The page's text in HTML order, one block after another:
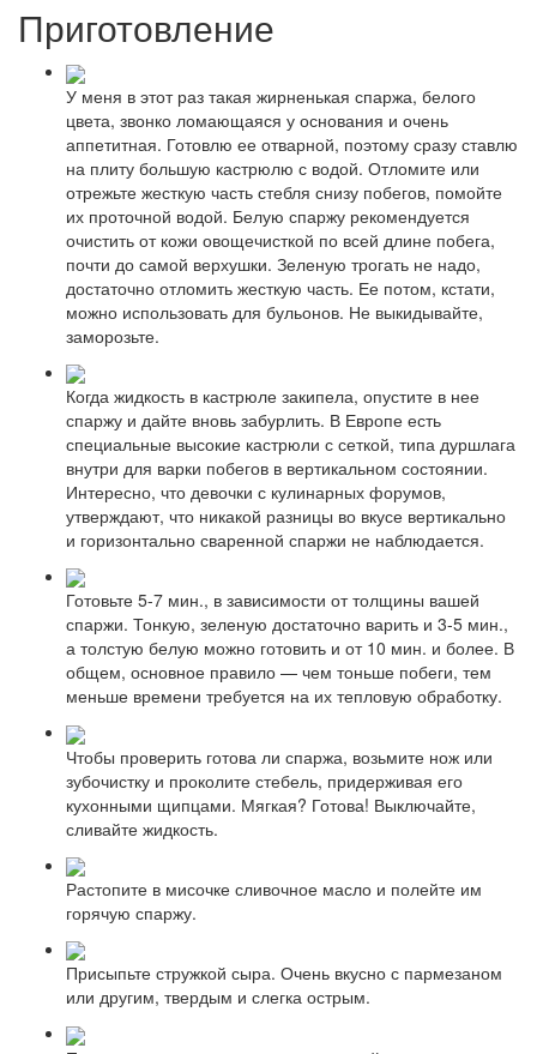
Приготовление
У меня в этот раз такая жирненькая спаржа, белого
цвета, звонко ломающаяся у основания и очень
аппетитная. Готовлю ее отварной, поэтому сразу ставлю
на плиту большую кастрюлю с водой. Отломите или
отрежьте жесткую часть стебля снизу побегов, помойте
их проточной водой. Белую спаржу рекомендуется
очистить от кожи овощечисткой по всей длине побега,
почти до самой верхушки. Зеленую трогать не надо,
достаточно отломить жесткую часть. Ее потом, кстати,
можно использовать для бульонов. Не выкидывайте,
заморозьте.
Когда жидкость в кастрюле закипела, опустите в нее
спаржу и дайте вновь забурлить. В Европе есть
специальные высокие кастрюли с сеткой, типа дуршлага
внутри для варки побегов в вертикальном состоянии.
Интересно, что девочки с кулинарных форумов,
утверждают, что никакой разницы во вкусе вертикально
и горизонтально сваренной спаржи не наблюдается.
Готовьте 5-7 мин., в зависимости от толщины вашей
спаржи. Тонкую, зеленую достаточно варить и 3-5 мин.,
а толстую белую можно готовить и от 10 мин. и более. В
общем, основное правило — чем тоньше побеги, тем
меньше времени требуется на их тепловую обработку.
Чтобы проверить готова ли спаржа, возьмите нож или
зубочистку и проколите стебель, придерживая его
кухонными щипцами. Мягкая? Готова! Выключайте,
сливайте жидкость.
Растопите в мисочке сливочное масло и полейте им
горячую спаржу.
Присыпьте стружкой сыра. Очень вкусно с пармезаном
или другим, твердым и слегка острым.